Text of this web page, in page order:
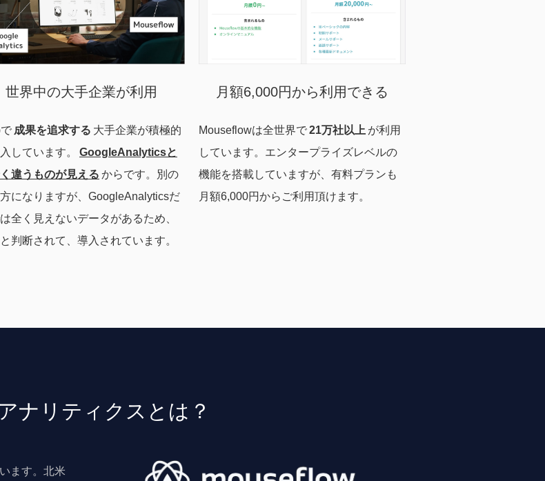
世界中の大手企業が利用
成果を追求する 大手企業が積極的
しています。
GoogleAnalyticsと
違うものが見える からです。別の
になりますが、GoogleAnalyticsだ
全く見えないデータがあるため、
判断されて、導入されています。
月額6,000円から利用できる
Mouseflowは全世界で21万社以上 が利用
しています。エンタープライズレベルの
機能を搭載していますが、有料プランも
月額6,000円からご利用頂けます。
ナリティクスとは？
ます。北米